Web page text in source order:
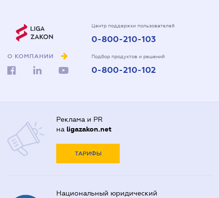
О КОМПАНИИ
Центр поддержки пользователей
0-800-210-103
Подбор продуктов и решений
0-800-210-102
Реклама и PR
на ligazakon.net
ТАРИФЫ
Национальный юридический